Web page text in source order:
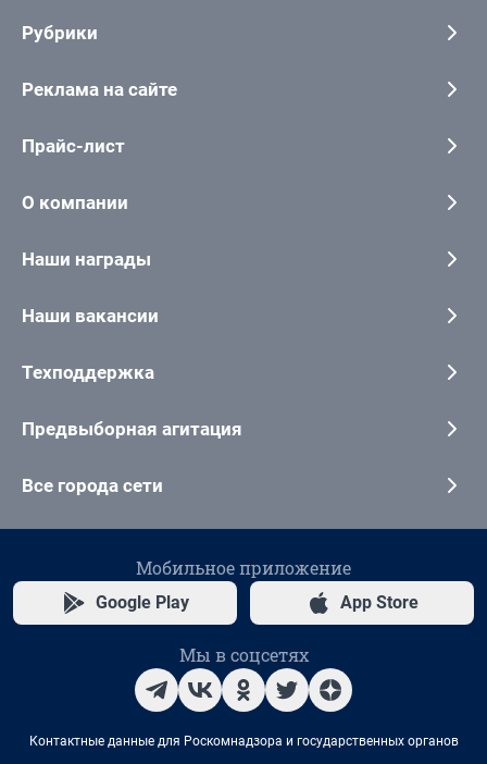
Рубрики
Реклама на сайте
Прайс-лист
О компании
Наши награды
Наши вакансии
Техподдержка
Предвыборная агитация
Все города сети
Мобильное приложение
Google Play App Store
Мы в соцсетях
Контактные данные для Роскомнадзора и государственных органов